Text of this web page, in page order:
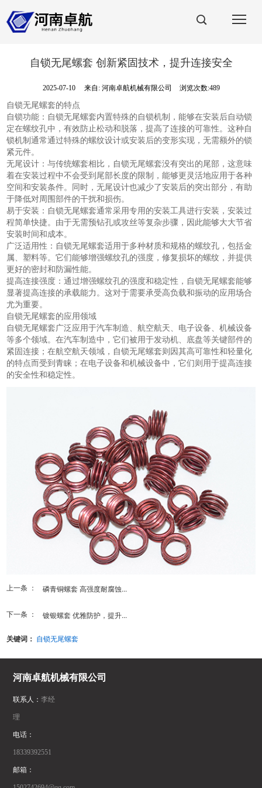
自锁无尾螺套 创新紧固技术，提升连接安全
2025-07-10 来自: 河南卓航机械有限公司 浏览次数:489
自锁无尾螺套的特点
自锁功能：自锁无尾螺套内置特殊的自锁机制，能够在安装后自动锁
定在螺纹孔中，有效防止松动和脱落，提高了连接的可靠性。这种自
锁机制通常通过特殊的螺纹设计或安装后的变形实现，无需额外的锁
紧元件。
无尾设计：与传统螺套相比，自锁无尾螺套没有突出的尾部，这意味
着在安装过程中不会受到尾部长度的限制，能够更灵活地应用于各种
空间和安装条件。同时，无尾设计也减少了安装后的突出部分，有助
于降低对周围部件的干扰和损伤。
易于安装：自锁无尾螺套通常采用专用的安装工具进行安装，安装过
程简单快捷。由于无需预钻孔或攻丝等复杂步骤，因此能够大大节省
安装时间和成本。
广泛适用性：自锁无尾螺套适用于多种材质和规格的螺纹孔，包括金
属、塑料等。它们能够增强螺纹孔的强度，修复损坏的螺纹，并提供
更好的密封和防漏性能。
提高连接强度：通过增强螺纹孔的强度和稳定性，自锁无尾螺套能够
显著提高连接的承载能力。这对于需要承受高负载和振动的应用场合
尤为重要。
自锁无尾螺套的应用领域
自锁无尾螺套广泛应用于汽车制造、航空航天、电子设备、机械设备
等多个领域。在汽车制造中，它们被用于发动机、底盘等关键部件的
紧固连接；在航空航天领域，自锁无尾螺套则因其高可靠性和轻量化
的特点而受到青睐；在电子设备和机械设备中，它们则用于提高连接
的安全性和稳定性。
上一条 ： 磷青铜螺套 高强度耐腐蚀...
下一条 ： 镀银螺套 优雅防护，提升...
关键词： 自锁无尾螺套
河南卓航机械有限公司
联系人：李经
理
电话：
18339392551
邮箱：